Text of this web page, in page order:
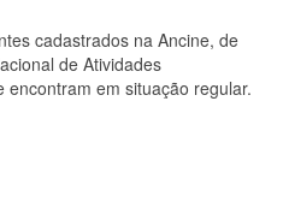
cadastrados na Ancine, de
de Atividades
encontram em situação regular.